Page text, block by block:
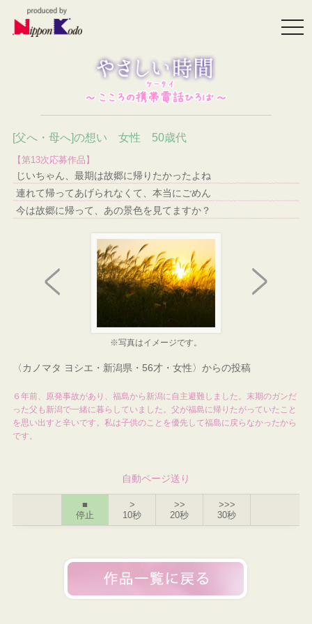
[父へ・母へ]の想い 女性 50歳代
【第13次応募作品】
じいちゃん、最期は故郷に帰りたかったよね
連れて帰ってあげられなくて、本当にごめん
今は故郷に帰って、あの景色を見てますか？
※写真はイメージです。
〈カノマタ ヨシエ・新潟県・56才・女性〉からの投稿
６年前、原発事故があり、福島から新潟に自主避難しました。末期のガンだ
った父も新潟で一緒に暮らしていました。父が福島に帰りたがっていたこと
を思い出すと辛いです。私は子供のことを優先して福島に戻らなかったから
です。
自動ページ送り
■
停止
>
10秒
>>
20秒
>>>
30秒